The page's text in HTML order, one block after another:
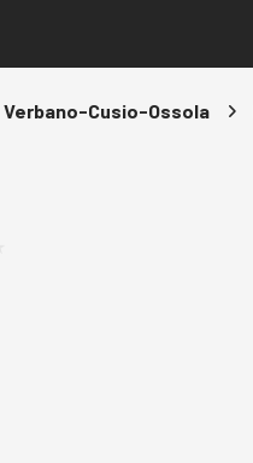
Verbano-Cusio-Ossola